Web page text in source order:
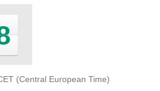
(Central European Time)